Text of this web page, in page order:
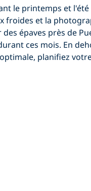
le printemps et l'été
froides et la
épaves près de
ces mois. En
planifiez